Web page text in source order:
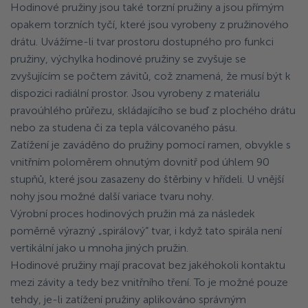
Hodinové pružiny jsou také torzní pružiny a jsou přímým
opakem torzních tyčí, které jsou vyrobeny z pružinového
drátu. Uvážíme-li tvar prostoru dostupného pro funkci
pružiny, výchylka hodinové pružiny se zvyšuje se
zvyšujícím se počtem závitů, což znamená, že musí být k
dispozici radiální prostor. Jsou vyrobeny z materiálu
pravoúhlého průřezu, skládajícího se buď z plochého drátu
nebo za studena či za tepla válcovaného pásu.
Zatížení je zaváděno do pružiny pomocí ramen, obvykle s
vnitřním poloměrem ohnutým dovnitř pod úhlem 90
stupňů, které jsou zasazeny do štěrbiny v hřídeli. U vnější
nohy jsou možné další variace tvaru nohy.
Výrobní proces hodinových pružin má za následek
poměrně výrazný „spirálový“ tvar, i když tato spirála není
vertikální jako u mnoha jiných pružin.
Hodinové pružiny mají pracovat bez jakéhokoli kontaktu
mezi závity a tedy bez vnitřního tření. To je možné pouze
tehdy, je-li zatížení pružiny aplikováno správným